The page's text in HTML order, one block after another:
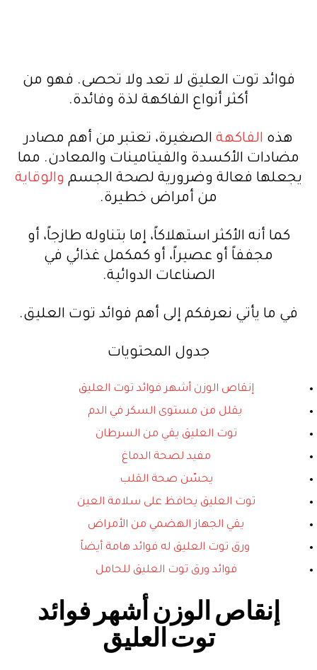
فوائد توت العليق لا تعد ولا تحصى. فهو من
أكثر أنواع الفاكهة لذة وفائدة.
هذه الفاكهة الصغيرة، تعتبر من أهم مصادر
مضادات الأكسدة والفيتامينات والمعادن. مما
يجعلها فعالة وضرورية لصحة الجسم والوقاية
من أمراض خطيرة.
كما أنه الأكثر استهلاكاً، إما بتناوله طازجاً، أو
مجففاً أو عصيراً، أو كمكمل غذائي في
الصناعات الدوائية.
في ما يأتي نعرفكم إلى أهم فوائد توت العليق.
جدول المحتويات
إنقاص الوزن أشهر فوائد توت العليق
يقلل من مستوى السكر في الدم
توت العليق يقي من السرطان
مفيد لصحة الدماغ
يحسّن صحة القلب
توت العليق يحافظ على سلامة العين
يقي الجهاز الهضمي من الأمراض
ورق توت العليق له فوائد هامة أيضاً
فوائد ورق توت العليق للحامل
إنقاص الوزن أشهر فوائد
توت العليق